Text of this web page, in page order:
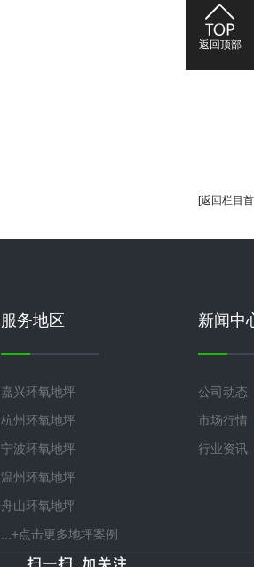
[返回栏目
服务地区
嘉兴环氧地坪
杭州环氧地坪
宁波环氧地坪
温州环氧地坪
舟山环氧地坪
...+点击更多地坪案例
新闻中
公司动态
市场行情
行业资讯
返回顶部